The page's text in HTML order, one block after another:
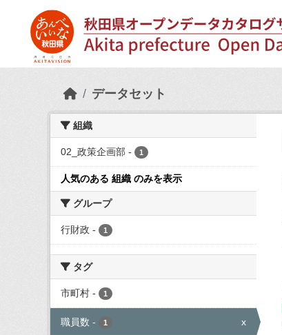
データセット
組織
02_政策企画部 - 1
人気のある 組織 のみを表示
グループ
行財政 - 1
タグ
市町村 - 1
職員数 - 1 x